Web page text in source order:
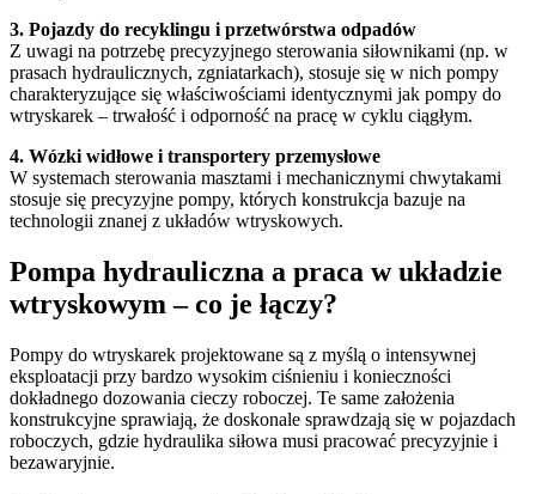
3. Pojazdy do recyklingu i przetwórstwa odpadów
Z uwagi na potrzebę precyzyjnego sterowania siłownikami (np. w
prasach hydraulicznych, zgniatarkach), stosuje się w nich pompy
charakteryzujące się właściwościami identycznymi jak pompy do
wtryskarek – trwałość i odporność na pracę w cyklu ciągłym.
4. Wózki widłowe i transportery przemysłowe
W systemach sterowania masztami i mechanicznymi chwytakami
stosuje się precyzyjne pompy, których konstrukcja bazuje na
technologii znanej z układów wtryskowych.
Pompa hydrauliczna a praca w układzie
wtryskowym – co je łączy?
Pompy do wtryskarek projektowane są z myślą o intensywnej
eksploatacji przy bardzo wysokim ciśnieniu i konieczności
dokładnego dozowania cieczy roboczej. Te same założenia
konstrukcyjne sprawiają, że doskonale sprawdzają się w pojazdach
roboczych, gdzie hydraulika siłowa musi pracować precyzyjnie i
bezawaryjnie.